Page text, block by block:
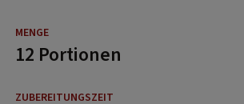
12 Portionen